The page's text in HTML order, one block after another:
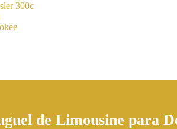
300c
de Limousine para